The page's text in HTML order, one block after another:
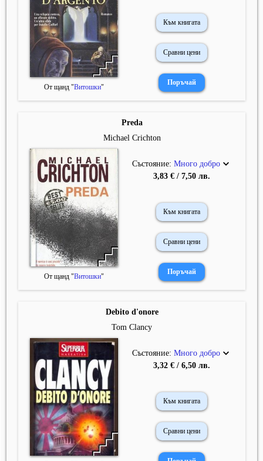
От щанд "Витошки"
Към книгата
Сравни цени
Preda
Michael Crichton
От щанд "Витошки"
Състояние: Много добро
3,83 € / 7,50 лв.
Към книгата
Сравни цени
Debito d'onore
Tom Clancy
Състояние: Много добро
3,32 € / 6,50 лв.
Към книгата
Сравни цени